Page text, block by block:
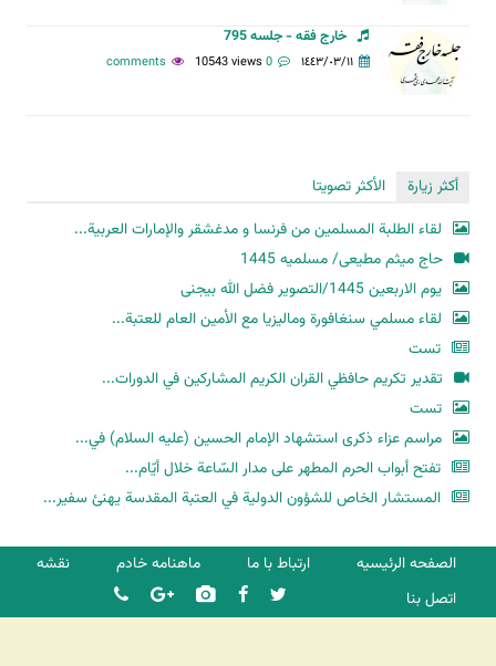
خارج فقه - جلسه 795
١٤٤٣/٠٣/١١ 0 comments
10543 views
أكثر زيارة
الأكثر تصويتا
لقاء الطلبة المسلمين من فرنسا و مدغشقر والإمارات العربية...
حاج میثم مطیعی/ مسلمیه 1445
یوم الاربعین 1445/التصویر فضل الله بیجنی
لقاء مسلمي سنغافورة وماليزيا مع الأمين العام للعتبة...
تست
تقدير تكريم حافظي القران الكريم المشاركين في الدورات...
تست
مراسم عزاء ذكرى استشهاد الإمام الحسين (عليه السلام) في...
تفتح أبواب الحرم المطهر على مدار السّاعة خلال أيّام...
المستشار الخاص للشؤون الدولية في العتبة المقدسة يهنئ سفير...
الصفحه الرئیسیه ارتباط با ما ماهنامه خادم
نقشه
اتصل بنا